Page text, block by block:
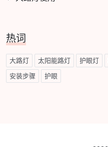
热词
大路灯 太阳能路灯 护眼灯
安装步骤 护眼